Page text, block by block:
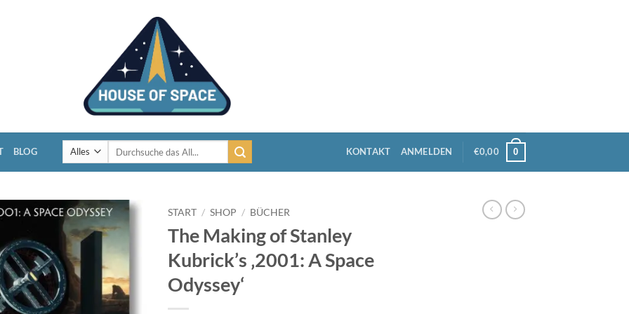
BLOG
Suchen
nach:
KONTAKT ANMELDEN €0,00 0
START / SHOP / BÜCHER
The Making of Stanley
Kubrick’s ‚2001: A Space
Odyssey‘